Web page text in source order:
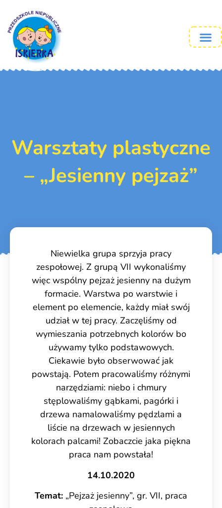
Warsztaty plastyczne
– „Jesienny pejzaż”
Niewielka grupa sprzyja pracy
zespołowej. Z grupą VII wykonaliśmy
więc wspólny pejzaż jesienny na dużym
formacie. Warstwa po warstwie i
element po elemencie, każdy miał swój
udział w tej pracy. Zaczęliśmy od
wymieszania potrzebnych kolorów bo
używamy tylko podstawowych.
Ciekawie było obserwować jak
powstają. Potem pracowaliśmy różnymi
narzędziami: niebo i chmury
stęplowaliśmy gąbkami, pagórki i
drzewa namalowaliśmy pędzlami a
liście na drzewach w jesiennych
kolorach palcami! Zobaczcie jaka piękna
praca nam powstała!
14.10.2020
Temat: „Pejzaż jesienny”, gr. VII, praca